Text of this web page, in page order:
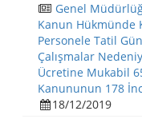
Genel
Kanun Hükmünde
Personele Tatil
Çalışmalar
Ücretine Mukabil
Kanununun 178
18/12/2019